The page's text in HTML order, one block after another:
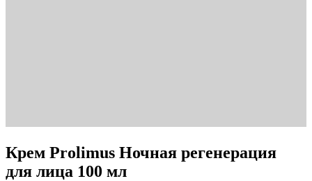
Крем Prolimus Ночная регенерация
для лица 100 мл